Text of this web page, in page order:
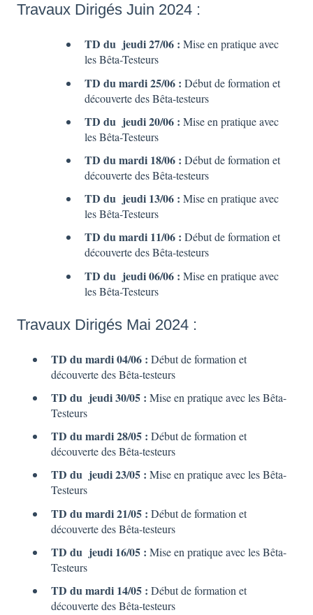
Travaux Dirigés Juin 2024 :
TD du jeudi 27/06 : Mise en pratique avec
les Bêta-Testeurs
TD du mardi 25/06 : Début de formation et
découverte des Bêta-testeurs
TD du jeudi 20/06 : Mise en pratique avec
les Bêta-Testeurs
TD du mardi 18/06 : Début de formation et
découverte des Bêta-testeurs
TD du jeudi 13/06 : Mise en pratique avec
les Bêta-Testeurs
TD du mardi 11/06 : Début de formation et
découverte des Bêta-testeurs
TD du jeudi 06/06 : Mise en pratique avec
les Bêta-Testeurs
Travaux Dirigés Mai 2024 :
TD du mardi 04/06 : Début de formation et
découverte des Bêta-testeurs
TD du jeudi 30/05 : Mise en pratique avec les Bêta-
Testeurs
TD du mardi 28/05 : Début de formation et
découverte des Bêta-testeurs
TD du jeudi 23/05 : Mise en pratique avec les Bêta-
Testeurs
TD du mardi 21/05 : Début de formation et
découverte des Bêta-testeurs
TD du jeudi 16/05 : Mise en pratique avec les Bêta-
Testeurs
TD du mardi 14/05 : Début de formation et
découverte des Bêta-testeurs